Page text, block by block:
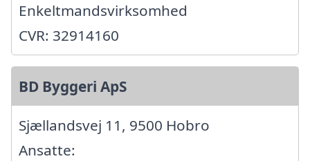
Enkeltmandsvirksomhed
CVR: 32914160
BD Byggeri ApS
Sjællandsvej 11, 9500 Hobro
Ansatte: